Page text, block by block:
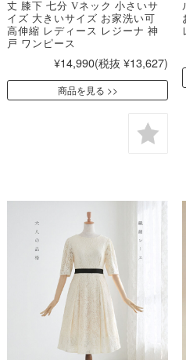
丈 膝下 七分 Vネック 小さいサ
イズ 大きいサイズ お家洗い可
高伸縮 レディース レジーナ 神
戸 ワンピース
¥14,990(税抜 ¥13,627)
商品を見る